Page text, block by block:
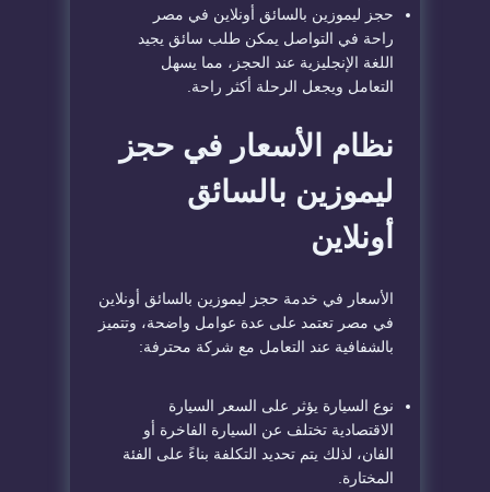
حجز ليموزين بالسائق أونلاين في مصر
راحة في التواصل يمكن طلب سائق يجيد
اللغة الإنجليزية عند الحجز، مما يسهل
التعامل ويجعل الرحلة أكثر راحة.
نظام الأسعار في حجز
ليموزين بالسائق
أونلاين
الأسعار في خدمة حجز ليموزين بالسائق أونلاين
في مصر تعتمد على عدة عوامل واضحة، وتتميز
بالشفافية عند التعامل مع شركة محترفة:
نوع السيارة يؤثر على السعر السيارة
الاقتصادية تختلف عن السيارة الفاخرة أو
الفان، لذلك يتم تحديد التكلفة بناءً على الفئة
المختارة.